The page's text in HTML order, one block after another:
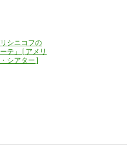
シニコフの
テ」 [ アメリ
シアター ]